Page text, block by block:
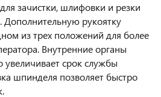
зачистки, шлифовки и резки
Дополнительную рукоятку
из трех положений для более
Внутренние органы
срок службы
шпинделя позволяет быстро